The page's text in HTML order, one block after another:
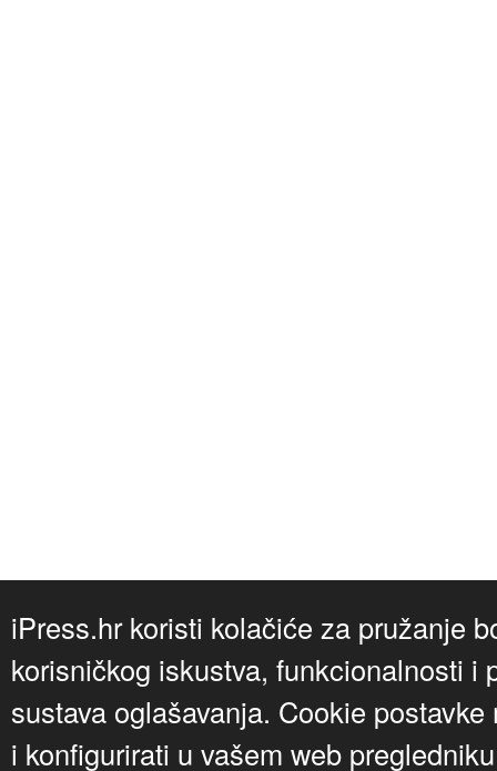
iPress.hr koristi kolačiće za pružanje
korisničkog iskustva, funkcionalnosti i
sustava oglašavanja. Cookie
i konfigurirati u vašem web